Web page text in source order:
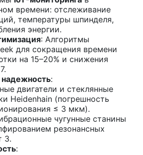
времени: отслеживание
температуры шпинделя,
энергии.
: Алгоритмы
для сокращения времени
на 15–20% и снижения
надежность:
двигатели и стеклянные
Heidenhain (погрешность
≤ 3 мкм).
чугунные станины
резонансных
3.
: